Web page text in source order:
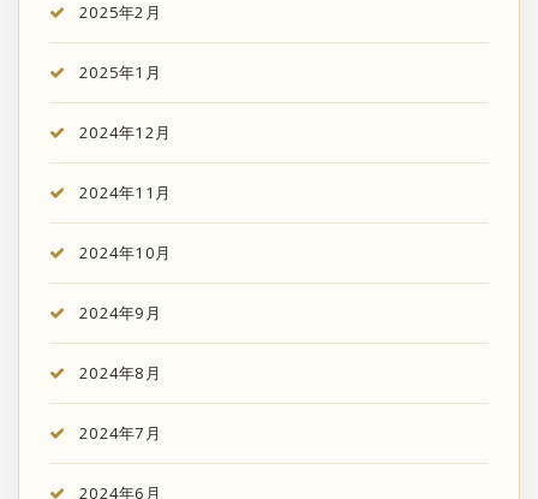
2025年2月
2025年1月
2024年12月
2024年11月
2024年10月
2024年9月
2024年8月
2024年7月
2024年6月